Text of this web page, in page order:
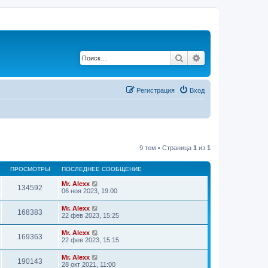
Поиск
Вход
Регистрация
9 тем • Страница 1 из 1
ПРОСМОТРЫ ПОСЛЕДНЕЕ СООБЩЕНИЕ
134592
Mr. Alexx
06 ноя 2023, 19:00
168383
Mr. Alexx
22 фев 2023, 15:25
169363
Mr. Alexx
22 фев 2023, 15:15
190143
Mr. Alexx
28 окт 2021, 11:00